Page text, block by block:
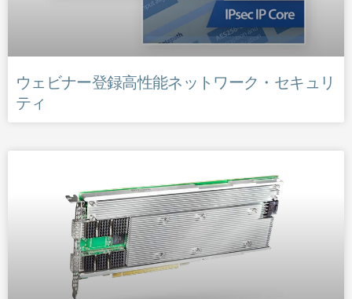
ウェビナー登録高性能ネットワーク・セキュリ
ティ